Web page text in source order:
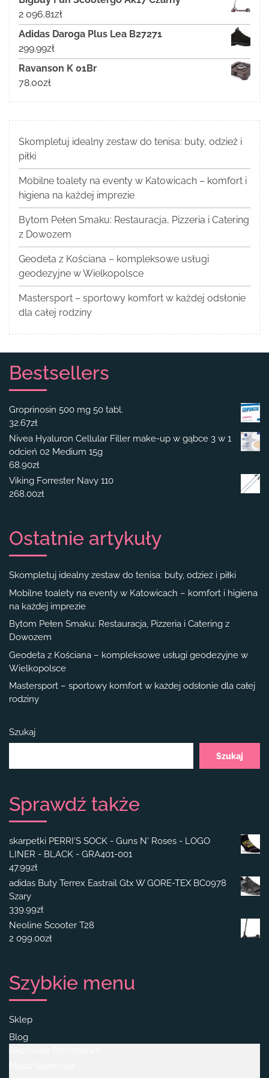
2 096.81zł
Adidas Daroga Plus Lea B27271
299.99zł
Ravanson K 01Br
78.00zł
Skompletuj idealny zestaw do tenisa: buty, odzież i
piłki
Mobilne toalety na eventy w Katowicach – komfort i
higiena na każdej imprezie
Bytom Pełen Smaku: Restauracja, Pizzeria i Catering
z Dowozem
Geodeta z Kościana – kompleksowe usługi
geodezyjne w Wielkopolsce
Mastersport – sportowy komfort w każdej odsłonie
dla całej rodziny
Bestsellers
Groprinosin 500 mg 50 tabl.
32.67zł
Nivea Hyaluron Cellular Filler make-up w gąbce 3 w 1
odcień 02 Medium 15g
68.90zł
Viking Forrester Navy 110
268.00zł
Ostatnie artykuły
Skompletuj idealny zestaw do tenisa: buty, odzież i piłki
Mobilne toalety na eventy w Katowicach – komfort i higiena
na każdej imprezie
Bytom Pełen Smaku: Restauracja, Pizzeria i Catering z
Dowozem
Geodeta z Kościana – kompleksowe usługi geodezyjne w
Wielkopolsce
Mastersport – sportowy komfort w każdej odsłonie dla całej
rodziny
Szukaj
Szukaj
Sprawdź także
skarpetki PERRI'S SOCK - Guns N' Roses - LOGO
LINER - BLACK - GRA401-001
47.99zł
adidas Buty Terrex Eastrail Gtx W GORE-TEX BC0978
Szary
339.99zł
Neoline Scooter T28
2 099.00zł
Szybkie menu
Sklep
Blog